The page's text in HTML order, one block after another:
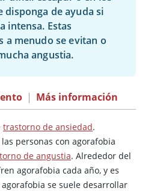
disponga de ayuda si
intensa. Estas
a menudo se evitan o
angustia.
| Más información
trastorno de ansiedad.
personas con agorafobia
de angustia. Alrededor del
agorafobia cada año, y es
se suele desarrollar